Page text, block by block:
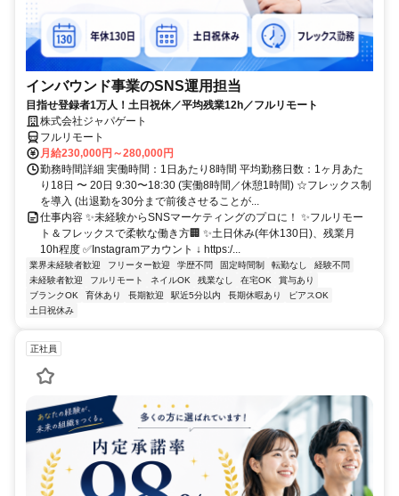
インバウンド事業のSNS運用担当
目指せ登録者1万人！土日祝休／平均残業12h／フルリモート
株式会社ジャパゲート
フルリモート
月給230,000円～280,000円
勤務時間詳細 実働時間：1日あたり8時間 平均勤務日数：1ヶ月あた
り18日 〜 20日 9:30〜18:30 (実働8時間／休憩1時間) ☆フレックス制
を導入 (出退勤を30分まで前後させることが...
仕事内容 ✨未経験からSNSマーケティングのプロに！ ✨フルリモー
ト＆フレックスで柔軟な働き方🏢 ✨土日休み(年休130日)、残業月
10h程度 ✅Instagramアカウント ↓ https:/...
業界未経験者歓迎 フリーター歓迎 学歴不問 固定時間制 転勤なし
経験不問
未経験者歓迎
フルリモート ネイルOK 残業なし 在宅OK
賞与あり
ブランクOK
育休あり 長期歓迎 駅近5分以内 長期休暇あり
ピアスOK
土日祝休み
正社員